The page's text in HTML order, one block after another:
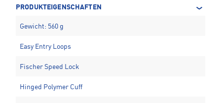
PRODUKTEIGENSCHAFTEN
Gewicht: 560 g
Easy Entry Loops
Fischer Speed Lock
Hinged Polymer Cuff